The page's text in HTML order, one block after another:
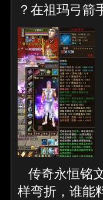
？在祖玛弓箭
传奇永恒铭
样弯折，谁能